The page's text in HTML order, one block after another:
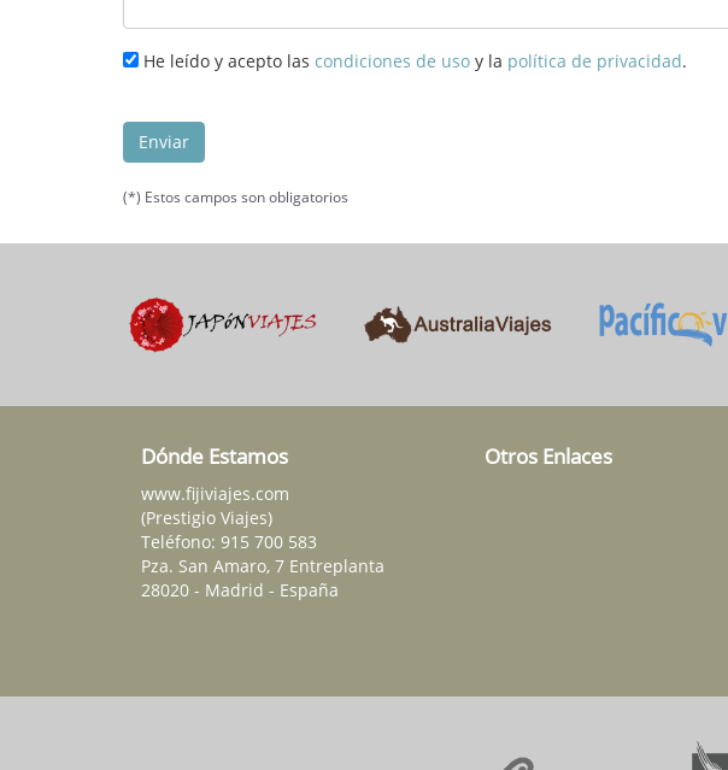
He leído y acepto las condiciones de uso y la política de privacidad.
Enviar
(*) Estos campos son obligatorios
Dónde Estamos
www.fijiviajes.com
(Prestigio Viajes)
Teléfono: 915 700 583
Pza. San Amaro, 7 Entreplanta
28020 - Madrid - España
Otros Enlaces